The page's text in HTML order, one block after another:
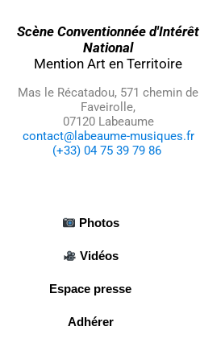
Scène Conventionnée d'Intérêt
National
Mention Art en Territoire
Mas le Récatadou, 571 chemin de
Faveirolle,
07120 Labeaume
contact@labeaume-musiques.fr
(+33) 04 75 39 79 86
Photos
Vidéos
Espace presse
Adhérer